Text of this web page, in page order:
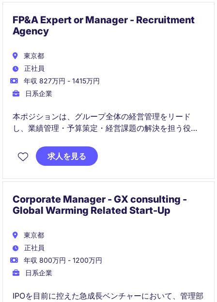
FP&A Expert or Manager - Recruitment
Agency
東京都
正社員
年収 827万円 - 1415万円
日系企業
本ポジションは、グループ全体の経営管理をリード
し、業績管理・予算策定・経営課題の解決を担う役割
価値向上を推進していただきます。
求人を見る
Corporate Manager - GX consulting -
Global Warming Related Start-Up
東京都
正社員
年収 800万円 - 1200万円
日系企業
IPOを目前に控えた急成長ベンチャーにおいて、管理部